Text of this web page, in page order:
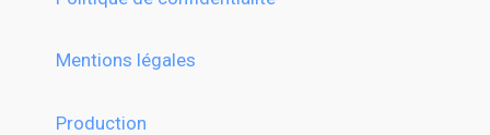
Mentions légales
Production